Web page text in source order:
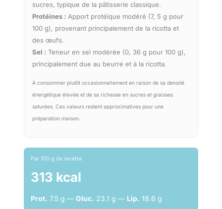
sucres, typique de la pâtisserie classique.
Protéines : Apport protéique modéré (7, 5 g pour
100 g), provenant principalement de la ricotta et
des œufs.
Sel : Teneur en sel modérée (0, 36 g pour 100 g),
principalement due au beurre et à la ricotta.
À consommer plutôt occasionnellement en raison de sa densité
énergétique élevée et de sa richesse en sucres et graisses
saturées. Ces valeurs restent approximatives pour une
préparation maison.
Par 100 g de recette
313 kcal
Prot. 7.5 g — Gluc. 23.1 g — Lip. 18.6 g